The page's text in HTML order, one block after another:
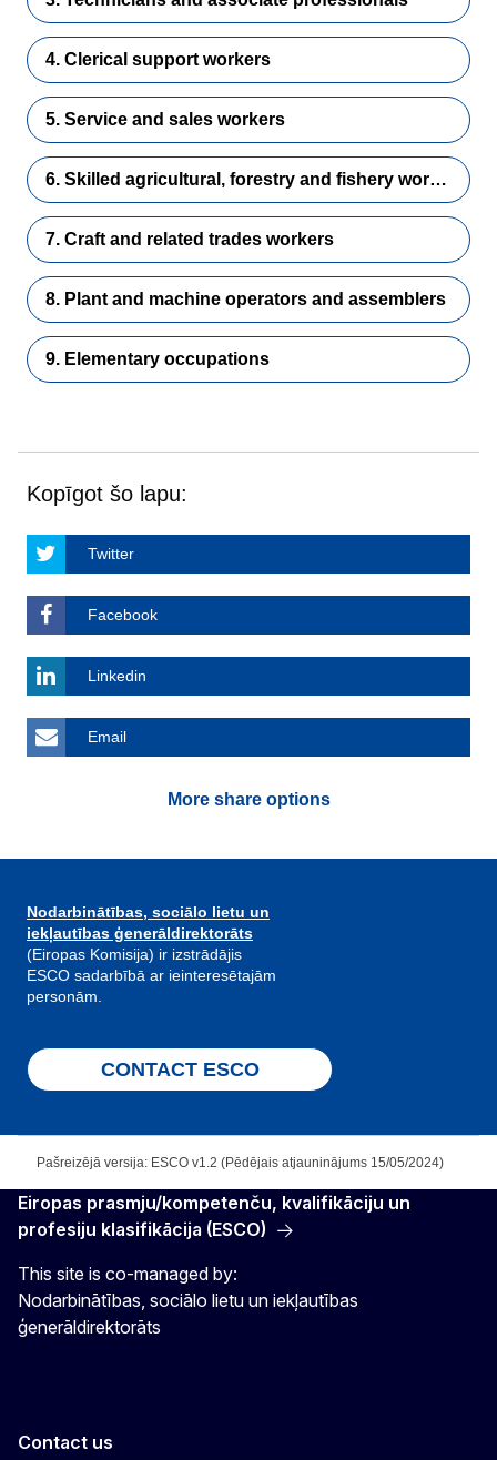
4. Clerical support workers
5. Service and sales workers
6. Skilled agricultural, forestry and fishery workers
7. Craft and related trades workers
8. Plant and machine operators and assemblers
9. Elementary occupations
Kopīgot šo lapu:
Twitter
Facebook
Linkedin
Email
More share options
Nodarbinātības, sociālo lietu un
iekļautības ģenerāldirektorāts
(Eiropas Komisija) ir izstrādājis
ESCO sadarbībā ar ieinteresētajām
personām.
CONTACT ESCO
Pašreizējā versija: ESCO v1.2 (Pēdējais atjauninājums 15/05/2024)
Eiropas prasmju/kompetenču, kvalifikāciju un
profesiju klasifikācija (ESCO)
This site is co-managed by:
Nodarbinātības, sociālo lietu un iekļautības
ģenerāldirektorāts
Contact us